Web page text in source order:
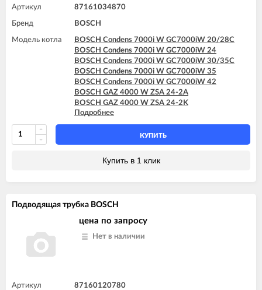
Артикул 87161034870
Бренд BOSCH
Модель котла
BOSCH Condens 7000i W GC7000iW 20/28C
BOSCH Condens 7000i W GC7000iW 24
BOSCH Condens 7000i W GC7000iW 30/35C
BOSCH Condens 7000i W GC7000iW 35
BOSCH Condens 7000i W GC7000iW 42
BOSCH GAZ 4000 W ZSA 24-2A
BOSCH GAZ 4000 W ZSA 24-2K
BOSCH GAZ 4000 W ZSA 24-2K
BOSCH GAZ 4000 W ZWA 24-2A
BOSCH GAZ 4000 W ZWA 24-2K
BOSCH GAZ 4000 W ZWA 24-2K
Подробнее
КУПИТЬ
Купить в 1 клик
Подводящая трубка BOSCH
цена по запросу
Нет в наличии
Артикул 87160120780